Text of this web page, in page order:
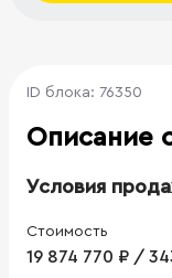
ID блока: 76350
Описание
Условия
Стоимость
19 874 770 ₽ /